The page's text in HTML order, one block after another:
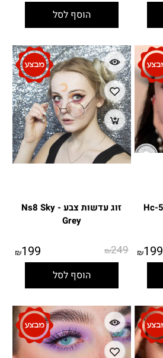
הוסף לסל
₪199
זוג עדשות צבע - Ns8 Sky
Grey
₪249
₪199
הוסף לסל